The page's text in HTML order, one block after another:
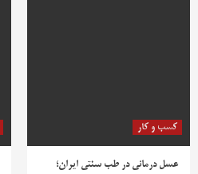
کسب و کار
عسل درمانی در طب سنتی ایران؛